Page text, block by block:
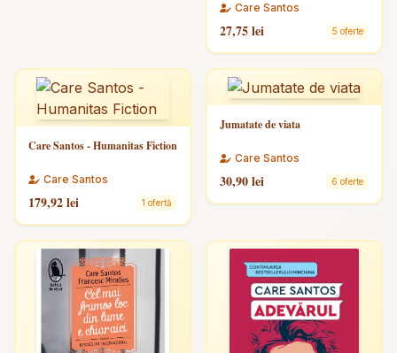
Care Santos
27,75 lei 5 oferte
Care Santos - Humanitas Fiction
Care Santos
179,92 lei 1 ofertă
Jumatate de viata
Care Santos
30,90 lei 6 oferte